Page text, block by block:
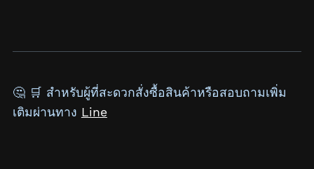
🤔 🛒 สำหรับผู้ที่สะดวกสั่งซื้อสินค้าหรือสอบถามเพิ่ม
เติมผ่านทาง Line